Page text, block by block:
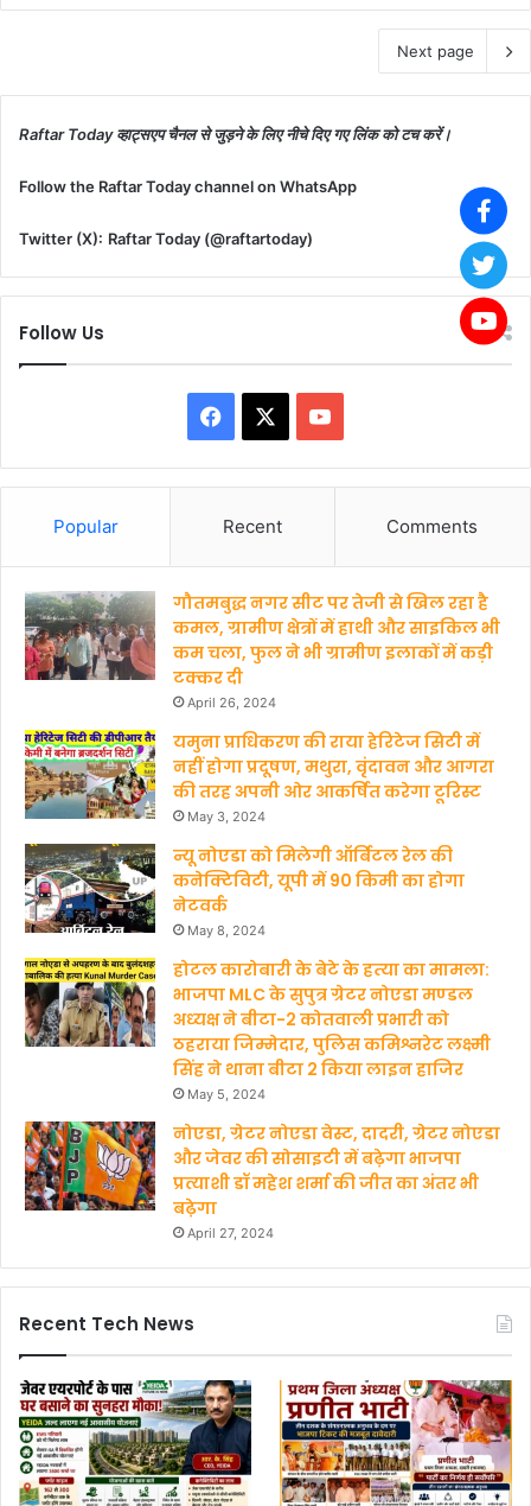
Next page
Raftar Today व्हाट्सएप चैनल से जुड़ने के लिए नीचे दिए गए लिंक को टच करें।
Follow the Raftar Today channel on WhatsApp
Twitter (X): Raftar Today (@raftartoday)
Follow Us
a
b
o
o
k
o
u
b
Popular Recent Comments
गौतमबुद्ध नगर सीट पर तेजी से खिल रहा है
कमल, ग्रामीण क्षेत्रों में हाथी और साइकिल भी
कम चला, फुल ने भी ग्रामीण इलाकों में कड़ी
टक्कर दी
April 26, 2024
यमुना प्राधिकरण की राया हेरिटेज सिटी में
नहीं होगा प्रदूषण, मथुरा, वृंदावन और आगरा
की तरह अपनी ओर आकर्षित करेगा टूरिस्ट
May 3, 2024
न्यू नोएडा को मिलेगी ऑर्बिटल रेल की
कनेक्टिविटी, यूपी में 90 किमी का होगा
नेटवर्क
May 8, 2024
होटल कारोबारी के बेटे के हत्‍या का मामला:
भाजपा MLC के सुपुत्र ग्रेटर नोएडा मण्‍डल
अध्‍यक्ष ने बीटा-2 कोतवाली प्रभारी को
ठहराया जिम्मेदार, पुलिस कमिश्नरेट लक्ष्मी
सिंह ने थाना बीटा 2 किया लाइन हाजिर
May 5, 2024
नोएडा, ग्रेटर नोएडा वेस्ट, दादरी, ग्रेटर नोएडा
और जेवर की सोसाइटी में बढ़ेगा भाजपा
प्रत्याशी डॉ महेश शर्मा की जीत का अंतर भी
बढ़ेगा
April 27, 2024
Recent Tech News